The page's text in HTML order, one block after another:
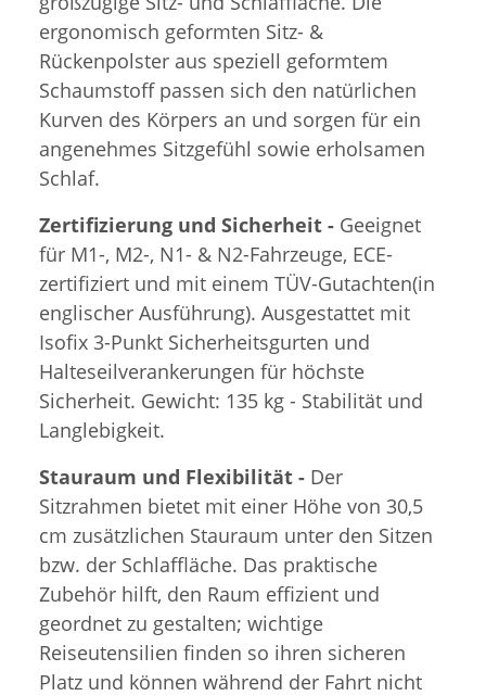
ergonomisch geformten Sitz- &
Rückenpolster aus speziell geformtem
Schaumstoff passen sich den natürlichen
Kurven des Körpers an und sorgen für ein
angenehmes Sitzgefühl sowie erholsamen
Schlaf.
Zertifizierung und Sicherheit - Geeignet
für M1-, M2-, N1- & N2-Fahrzeuge, ECE-
zertifiziert und mit einem TÜV-Gutachten(in
englischer Ausführung). Ausgestattet mit
Isofix 3-Punkt Sicherheitsgurten und
Halteseilverankerungen für höchste
Sicherheit. Gewicht: 135 kg - Stabilität und
Langlebigkeit.
Stauraum und Flexibilität - Der
Sitzrahmen bietet mit einer Höhe von 30,5
cm zusätzlichen Stauraum unter den Sitzen
bzw. der Schlaffläche. Das praktische
Zubehör hilft, den Raum effizient und
geordnet zu gestalten; wichtige
Reiseutensilien finden so ihren sicheren
Platz und können während der Fahrt nicht